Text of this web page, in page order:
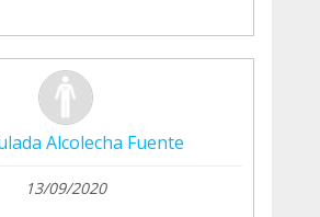
Alcolecha Fuente
13/09/2020